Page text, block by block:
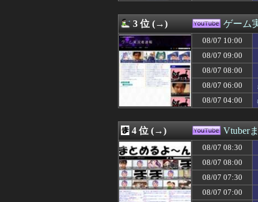
08/06 18:00
【にじさんじ
08/06 16:10
【ホロライブ
08/06 16:00
【VTuber】
08/06 15:51
【ホロライブ
08/06 14:00
【ななし】じ
08/06 13:49
【ホロライブ
08/06 12:00
【にじさんじ
【VTuber】
【ホロライブ
08/05 18:24
【ホロライブ
08/05 17:17
【ホロライブ
08/05 00:11
【ホロライ
08/04 19:45
【ホロライブ
3 位 (→) ゲーム
08/07 10:00
08/07 09:00
08/07 08:00
08/07 06:00
08/07 04:00
4 位 (→) Vtuber
08/07 08:30
08/07 08:00
08/07 07:30
08/07 07:00